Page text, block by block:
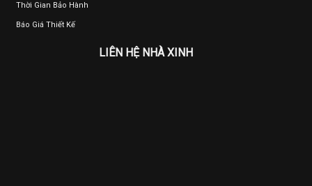
Thời Gian Bảo Hành
Báo Giá Thiết Kế
LIÊN HỆ NHÀ XINH